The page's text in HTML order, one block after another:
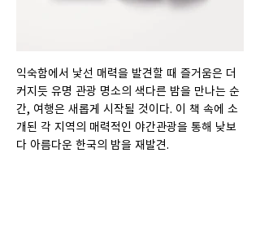
익숙함에서 낯선 매력을 발견할 때 즐거움은 더
커지듯 유명 관광 명소의 색다른 밤을 만나는 순
간, 여행은 새롭게 시작될 것이다. 이 책 속에 소
개된 각 지역의 매력적인 야간관광을 통해 낮보
다 아름다운 한국의 밤을 재발견.